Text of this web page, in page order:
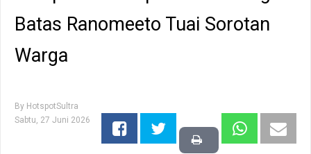
Batas Ranomeeto Tuai Sorotan
Warga
By HotspotSultra
Sabtu, 27 Juni 2026